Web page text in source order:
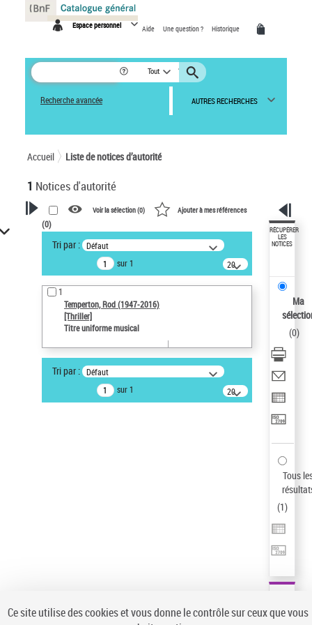
Espace personnel Aide Une question ? Historique
Tout
Recherche avancée AUTRES RECHERCHES
Accueil Liste de notices d’autorité
1 Notices d'autorité
VOTRE RECHERCHE
Recherche avancée dans les
notices d’autorité
Œuvres liées à l'auteur :
Temperton, Rod (1947-2016)
Statut de la notice d’autorité
Notice élémentaire
Type de notice d'autorité
Voir la sélection (0) Ajouter à mes références
(0)
Tri par : Défaut
sur 1
20
résultats/page
1
Temperton, Rod (1947-2016)
[Thriller]
Titre uniforme musical
Tri par : Défaut
sur 1
20
résultats/page
RÉCUPÉRER
LES
NOTICES
Ma
(0)
Tous
(1)
Panneau de gestion des cookies
Ce site utilise des cookies et vous donne le contrôle sur ceux que vous